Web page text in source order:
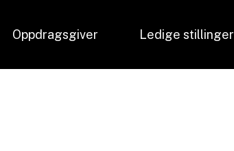
Oppdragsgiver Ledige stillinger